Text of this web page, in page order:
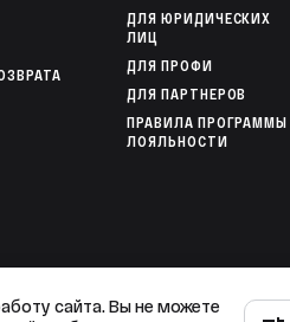
ДЛЯ ЮРИДИЧЕСКИХ
ЛИЦ
ДЛЯ ПРОФИ
ДЛЯ ПАРТНЕРОВ
ПРАВИЛА ПРОГРАММЫ
ЛОЯЛЬНОСТИ
сайта. Вы не можете